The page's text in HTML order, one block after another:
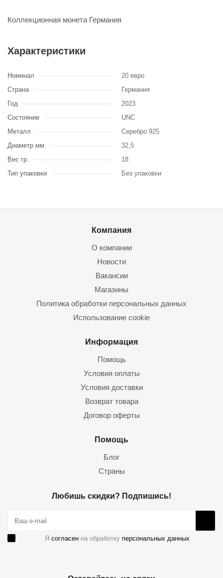
Коллекционная монета Германия
Характеристики
Номинал
20 евро
Страна
Германия
Год
2023
Состояние
UNC
Металл
Серебро 925
Диаметр мм.
32,5
Вес гр.
18
Тип упаковки
Без упаковки
Компания
О компании
Новости
Вакансии
Магазины
Политика обработки персональных данных
Использование cookie
Информация
Помощь
Условия оплаты
Условия доставки
Возврат товара
Договор оферты
Помощь
Блог
Страны
Любишь скидки? Подпишись!
Я согласен на обработку персональных данных